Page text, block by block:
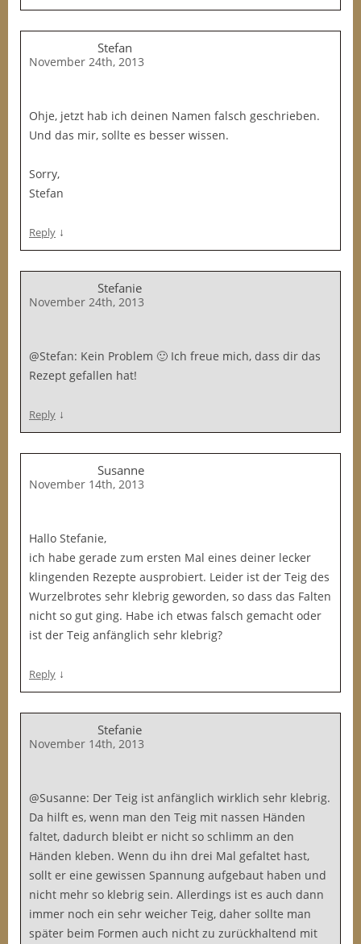
Stefan
November 24th, 2013
Ohje, jetzt hab ich deinen Namen falsch geschrieben.
Und das mir, sollte es besser wissen.
Sorry,
Stefan
Reply ↓
Stefanie
November 24th, 2013
@Stefan: Kein Problem 🙂 Ich freue mich, dass dir das
Rezept gefallen hat!
Reply ↓
Susanne
November 14th, 2013
Hallo Stefanie,
ich habe gerade zum ersten Mal eines deiner lecker
klingenden Rezepte ausprobiert. Leider ist der Teig des
Wurzelbrotes sehr klebrig geworden, so dass das Falten
nicht so gut ging. Habe ich etwas falsch gemacht oder
ist der Teig anfänglich sehr klebrig?
Reply ↓
Stefanie
November 14th, 2013
@Susanne: Der Teig ist anfänglich wirklich sehr klebrig.
Da hilft es, wenn man den Teig mit nassen Händen
faltet, dadurch bleibt er nicht so schlimm an den
Händen kleben. Wenn du ihn drei Mal gefaltet hast,
sollt er eine gewissen Spannung aufgebaut haben und
nicht mehr so klebrig sein. Allerdings ist es auch dann
immer noch ein sehr weicher Teig, daher sollte man
später beim Formen auch nicht zu zurückhaltend mit